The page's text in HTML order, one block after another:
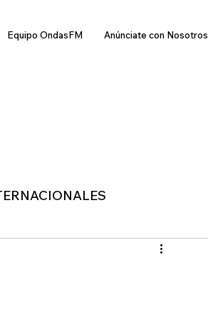
Equipo OndasFM Anúnciate con Nosotros
TECNOLOGIA